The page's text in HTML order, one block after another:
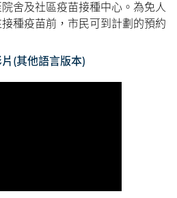
舍及社區疫苗接種中心。為免人
種疫苗前，市民可到計劃的預約
(其他語言版本)